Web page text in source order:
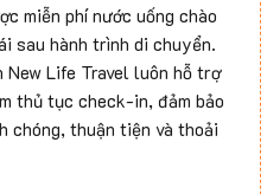
miễn phí nước uống chào
sau hành trình di chuyển.
New Life Travel luôn hỗ trợ
thủ tục check-in, đảm bảo
chóng, thuận tiện và thoải